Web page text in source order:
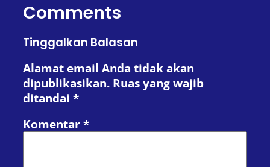
Comments
Tinggalkan Balasan
Alamat email Anda tidak akan
dipublikasikan. Ruas yang wajib
ditandai *
Komentar *